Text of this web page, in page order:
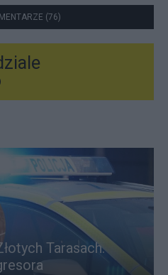
(76)
Tarasach.